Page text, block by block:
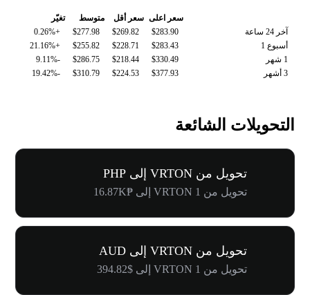
سعر اعلى سعر أقل متوسط
تغيّر
آخر 24 ساعة
$283.90
$269.82
$277.98
+0.26%
أسبوع 1
$283.43
$228.71
$255.82
+21.16%
1 شهر
$330.49
$218.44
$286.75
-9.11%
3 أشهر
$377.93
$224.53
$310.79
-19.42%
التحويلات الشائعة
تحويل من VRTON إلى PHP
تحويل من 1 VRTON إلى ₱16.87K
تحويل من VRTON إلى AUD
تحويل من 1 VRTON إلى $394.82